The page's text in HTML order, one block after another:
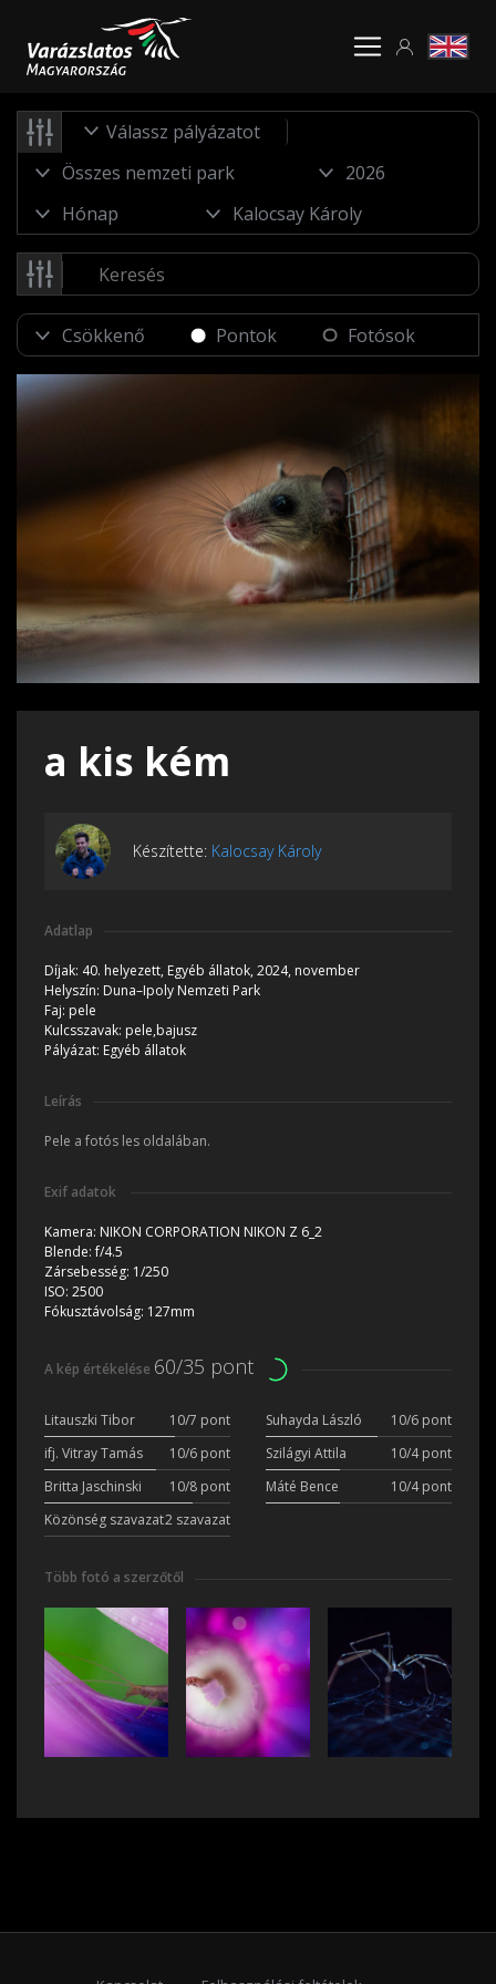
Válassz pályázatot
Pontok Fotósok
a kis kém
Készítette: Kalocsay Károly
Adatlap
Díjak: 40. helyezett, Egyéb állatok, 2024, november
Helyszín: Duna–Ipoly Nemzeti Park
Faj: pele
Kulcsszavak: pele,bajusz
Pályázat: Egyéb állatok
Leírás
Pele a fotós les oldalában.
Exif adatok
Kamera: NIKON CORPORATION NIKON Z 6_2
Blende:f/4.5
Zársebesség: 1/250
ISO: 2500
Fókusztávolság: 127mm
A kép értékelése 60/35 pont
Litauszki Tibor 10/7 pont Suhayda László
10/6 pont
ifj. Vitray Tamás
10/6 pont Szilágyi Attila
10/4 pont
Britta Jaschinski
10/8 pont Máté Bence
10/4 pont
Közönség szavazat2 szavazat
Több fotó a szerzőtől